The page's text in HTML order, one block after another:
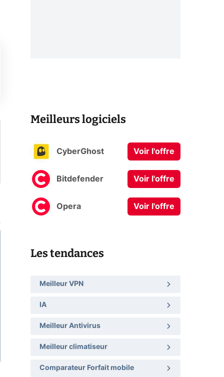
Meilleurs logiciels
CyberGhost Voir l'offre
Bitdefender Voir l'offre
Opera Voir l'offre
Les tendances
Meilleur VPN
IA
Meilleur Antivirus
Meilleur climatiseur
Comparateur Forfait mobile